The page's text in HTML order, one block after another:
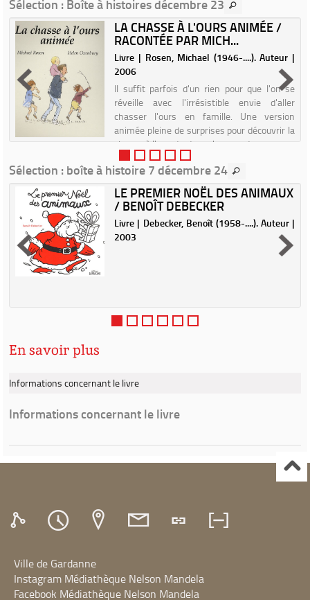
Sélection : Boîte à histoires décembre 23
LA CHASSE À L'OURS ANIMÉE /
RACONTÉE PAR MICH...
Livre | Rosen, Michael (1946-....). Auteur |
2006
Il suffit parfois d'un rien pour que l'on se
réveille avec l'irrésistible envie d'aller
chasser l'ours en famille. Une version
animée pleine de surprises pour découvrir la
chasse à l'ours tout en s'amusant.
Sélection : boîte à histoire 7 décembre 24
LE PREMIER NOËL DES ANIMAUX
/ BENOÎT DEBECKER
Livre | Debecker, Benoît (1958-....). Auteur |
2003
En savoir plus
Informations concernant le livre
Informations concernant le livre
Ville de Gardanne
Instagram Médiathèque Nelson Mandela
Facebook Médiathèque Nelson Mandela